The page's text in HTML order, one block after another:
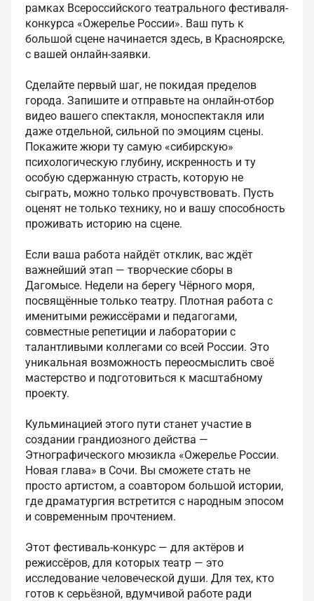
рамках Всероссийского театрального фестиваля-
конкурса «Ожерелье России». Ваш путь к
большой сцене начинается здесь, в Красноярске,
с вашей онлайн-заявки.
Сделайте первый шаг, не покидая пределов
города. Запишите и отправьте на онлайн-отбор
видео вашего спектакля, моноспектакля или
даже отдельной, сильной по эмоциям сцены.
Покажите жюри ту самую «сибирскую»
психологическую глубину, искренность и ту
особую сдержанную страсть, которую не
сыграть, можно только прочувствовать. Пусть
оценят не только технику, но и вашу способность
проживать историю на сцене.
Если ваша работа найдёт отклик, вас ждёт
важнейший этап — творческие сборы в
Дагомысе. Недели на берегу Чёрного моря,
посвящённые только театру. Плотная работа с
именитыми режиссёрами и педагогами,
совместные репетиции и лаборатории с
талантливыми коллегами со всей России. Это
уникальная возможность переосмыслить своё
мастерство и подготовиться к масштабному
проекту.
Кульминацией этого пути станет участие в
создании грандиозного действа —
Этнографического мюзикла «Ожерелье России.
Новая глава» в Сочи. Вы сможете стать не
просто артистом, а соавтором большой истории,
где драматургия встретится с народным эпосом
и современным прочтением.
Этот фестиваль-конкурс — для актёров и
режиссёров, для которых театр — это
исследование человеческой души. Для тех, кто
готов к серьёзной, вдумчивой работе ради